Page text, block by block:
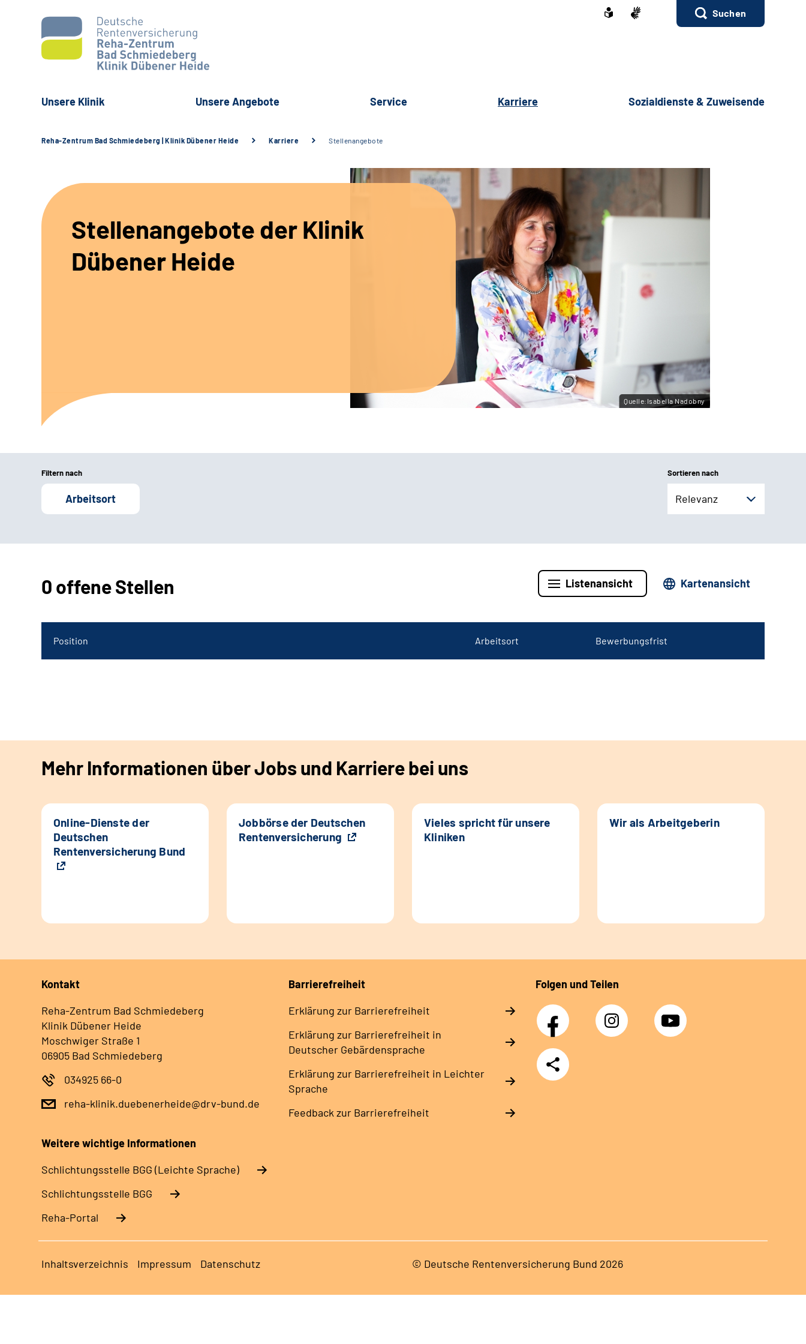
Suchen
Unsere Klinik Unsere Angebote Service Karriere Sozialdienste & Zuweisende
Reha-Zentrum Bad Schmiedeberg | Klinik Dübener Heide Karriere Stellenangebote
Stellenangebote der Klinik
Dübener Heide
Quelle:Isabella Nadobny
Filtern nach
Arbeitsort
Sortieren nach
Relevanz
0 offene Stellen Listenansicht Kartenansicht
Position Arbeitsort Bewerbungsfrist
Mehr Informationen über Jobs und Karriere bei uns
Online-Dienste der
Deutschen
Rentenversicherung Bund
Jobbörse der Deutschen
Rentenversicherung
Vieles spricht für unsere
Kliniken
Wir als Arbeitgeberin
Kontakt
Reha-Zentrum Bad Schmiedeberg
Klinik Dübener Heide
Moschwiger Straße 1
06905 Bad Schmiedeberg
034925 66-0
reha-klinik.duebenerheide@drv-bund.de
Barrierefreiheit
Erklärung zur Barrierefreiheit
Erklärung zur Barrierefreiheit in
Deutscher Gebärdensprache
Erklärung zur Barrierefreiheit in Leichter
Sprache
Feedback zur Barrierefreiheit
Folgen und Teilen
Facebook Instagram YouTube
Teilen
Weitere wichtige Informationen
Schlich­tungs­stel­le BGG (Leichte Sprache)
Schlich­tungs­stel­le BGG
Reha-Portal
Inhaltsverzeichnis Impressum Datenschutz © Deutsche Rentenversicherung Bund 2026